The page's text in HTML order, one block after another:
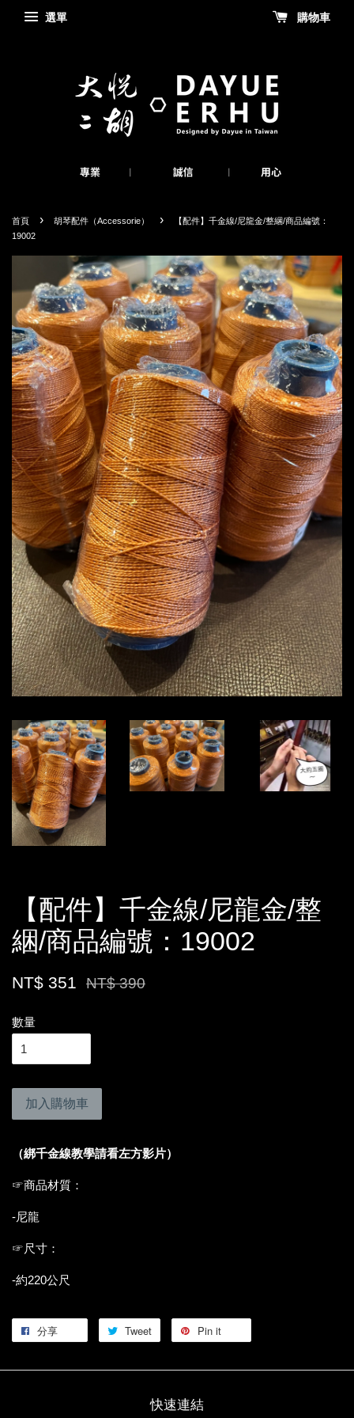
選單 購物車
首頁 › 胡琴配件（Accessorie） ›
【配件】千金線/尼龍金/整綑/商品編號：
19002
【配件】千金線/尼龍金/整
綑/商品編號：19002
NT$ 351 NT$ 390
數量
加入購物車
（綁千金線教學請看左方影片）
☞商品材質：
-尼龍
☞尺寸：
-約220公尺
分享 Tweet Pin it
快速連結